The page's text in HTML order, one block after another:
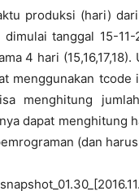
produksi (hari)
tanggal 15-
4 hari
menggunakan tcode
menghitung
dapat menghitung
(dan